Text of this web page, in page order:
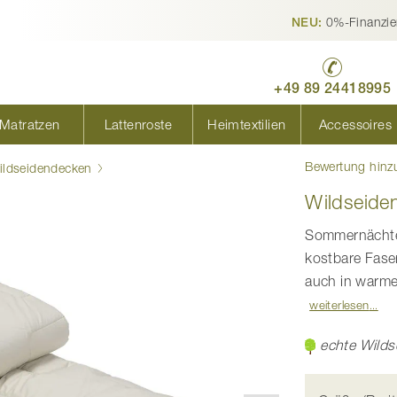
NEU: 0%-
+49 89 24418995
Lattenroste Heimtextilien Accessoires
Bewertung
kostbare
auch in
weiterlesen
echte